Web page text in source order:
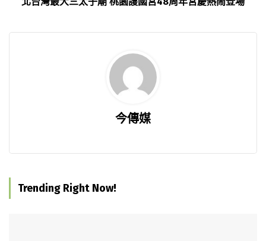
今傳媒
Trending Right Now!